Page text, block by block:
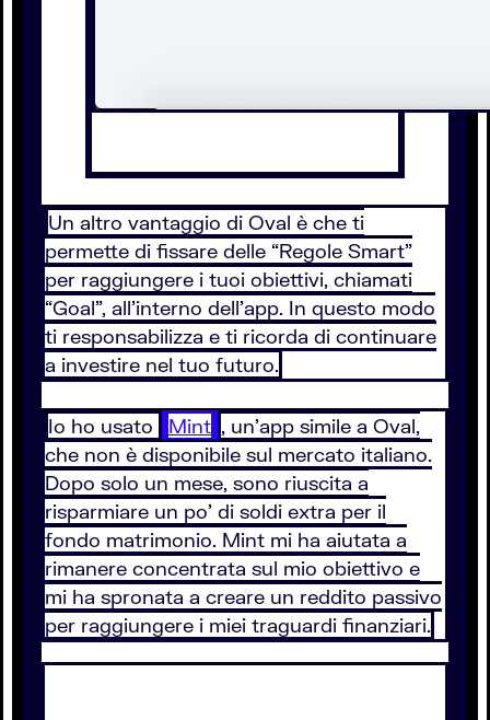
Un altro vantaggio di Oval è che ti
permette di fissare delle “Regole Smart”
per raggiungere i tuoi obiettivi, chiamati
“Goal”, all’interno dell’app. In questo modo
ti responsabilizza e ti ricorda di continuare
a investire nel tuo futuro.
Io ho usato Mint , un’app simile a Oval,
che non è disponibile sul mercato italiano.
Dopo solo un mese, sono riuscita a
risparmiare un po' di soldi extra per il
fondo matrimonio. Mint mi ha aiutata a
rimanere concentrata sul mio obiettivo e
mi ha spronata a creare un reddito passivo
per raggiungere i miei traguardi finanziari.